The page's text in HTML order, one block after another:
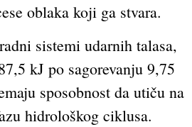
oblaka koji ga stvara.
sistemi udarnih talasa,
kJ po sagorevanju 9,75
sposobnost da utiču na
hidrološkog ciklusa.